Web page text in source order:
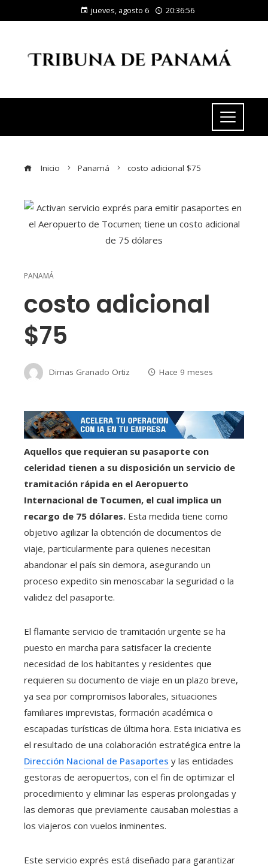
jueves, agosto 6 20:36:57
Inicio Panamá costo adicional $75
PANAMÁ
costo adicional
$75
Dimas Granado Ortiz Hace 9 meses
Aquellos que requieran su pasaporte con
celeridad tienen a su disposición un servicio de
tramitación rápida en el Aeropuerto
Internacional de Tocumen, el cual implica un
recargo de 75 dólares. Esta medida tiene como
objetivo agilizar la obtención de documentos de
viaje, particularmente para quienes necesitan
abandonar el país sin demora, asegurando un
proceso expedito sin menoscabar la seguridad o la
validez del pasaporte.
El flamante servicio de tramitación urgente se ha
puesto en marcha para satisfacer la creciente
necesidad de los habitantes y residentes que
requieren su documento de viaje en un plazo breve,
ya sea por compromisos laborales, situaciones
familiares imprevistas, formación académica o
escapadas turísticas de última hora. Esta iniciativa es
el resultado de una colaboración estratégica entre la
Dirección Nacional de Pasaportes y las entidades
gestoras de aeropuertos, con el fin de optimizar el
procedimiento y eliminar las esperas prolongadas y
las demoras que previamente causaban molestias a
los viajeros con vuelos inminentes.
Este servicio exprés está diseñado para garantizar